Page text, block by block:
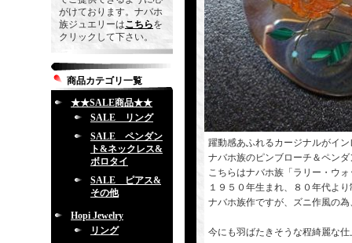
がけております。ナバホ
族ジュエリーはこちらを
クリックして下さい。
商品カテゴリ一覧
★★SALE商品★★
SALE リング
SALE ペンダン
ト&ネックレス&
ボロタイ
SALE ピアス&
その他
Hopi Jewelry
リング
躍動感あふれるカージナルがイ
ナバホ族のピンブローチ＆ペン
こちらはナバホ族「ラリー・ウ
１９５０年生まれ、８０年代よ
ナバホ族作ですが、ズニ作風の
今にも羽ばたきそうな程綺麗な